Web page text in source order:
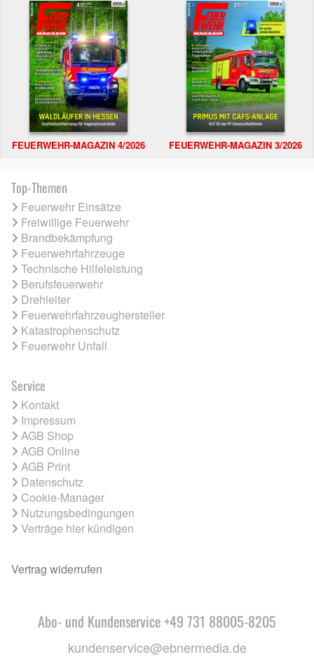
FEUERWEHR-MAGAZIN 4/2026 FEUERWEHR-MAGAZIN 3/2026
Top-Themen
Feuerwehr Einsätze
Freiwillige Feuerwehr
Brandbekämpfung
Feuerwehrfahrzeuge
Technische Hilfeleistung
Berufsfeuerwehr
Drehleiter
Feuerwehrfahrzeughersteller
Katastrophenschutz
Feuerwehr Unfall
Service
Kontakt
Impressum
AGB Shop
AGB Online
AGB Print
Datenschutz
Cookie-Manager
Nutzungsbedingungen
Verträge hier kündigen
Vertrag widerrufen
Abo- und Kundenservice +49 731 88005-8205
kundenservice@ebnermedia.de